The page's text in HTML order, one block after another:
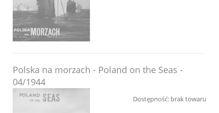
Polska na morzach - Poland on the Seas -
04/1944
Dostępność: brak towaru